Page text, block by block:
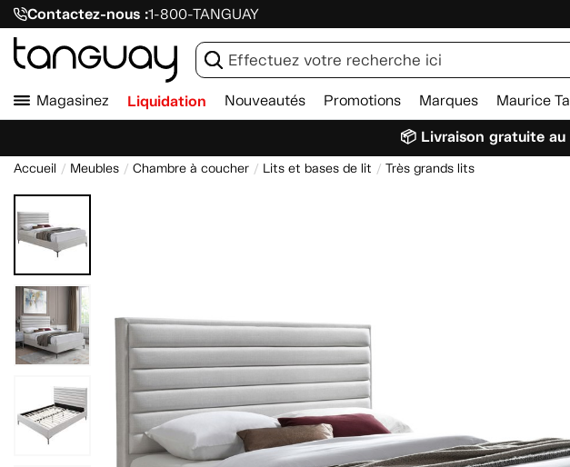
Contactez-nous :1-800-TANGUAY
Magasinez Liquidation Nouveautés Promotions Marques Maurice
📦 Livraison gratuite au
Accueil Meubles Chambre à coucher Lits et bases de lit Très grands lits